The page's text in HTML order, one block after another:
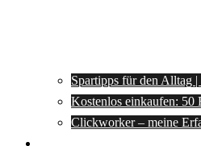
Spartipps für den Alltag
Kostenlos einkaufen: 50
Clickworker – meine